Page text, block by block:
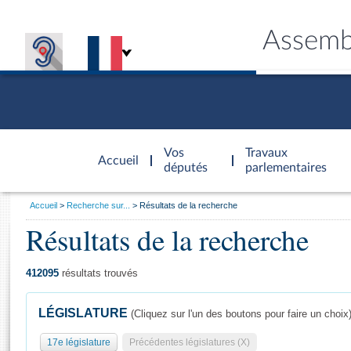
Accueil
d'accueil
Vos
députés
Travaux
parlementaires
Général
Vous
Accueil Recherche sur... Résultats de la recherche
Résultats de la recherche
412095 résultats trouvés
LÉGISLATURE (Cliquez sur l'un des boutons pour faire un choix)
17e législature Précédentes législatures (X)